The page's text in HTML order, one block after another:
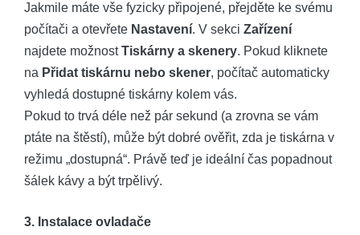
Jakmile máte vše fyzicky připojené, přejděte ke svému
počítači a otevřete Nastavení. V sekci Zařízení
najdete možnostTiskárny a skenery. Pokud kliknete
na Přidat tiskárnu nebo skener, počítač automaticky
vyhledá dostupné tiskárny kolem vás.
Pokud to trvá déle než pár sekund (a zrovna se vám
ptáte na štěstí), může být dobré ověřit, zda je tiskárna v
režimu „dostupná“. Právě teď je ideální čas popadnout
šálek kávy a být trpělivý.
3. Instalace ovladače